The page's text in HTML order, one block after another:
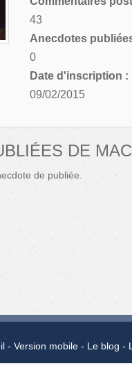
43
Anecdotes
0
Date d'inscription :
09/02/2015
DE
de publiée.
Version mobile Le blog